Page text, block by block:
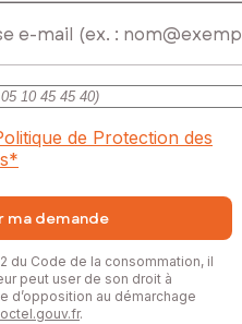
de Protection des
*
ma demande
du Code de la consommation, il
peut user de son droit à
d’opposition au démarchage
.